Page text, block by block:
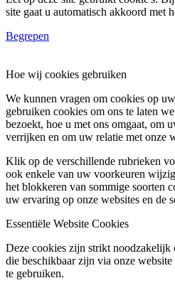
site gaat u automatisch akkoord met
Begrepen
Hoe wij cookies gebruiken
We kunnen vragen om cookies op
gebruiken cookies om ons te laten
bezoekt, hoe u met ons omgaat, om
verrijken en om uw relatie met onze
Klik op de verschillende rubrieken
ook enkele van uw voorkeuren
het blokkeren van sommige soorten
uw ervaring op onze websites en de
Essentiële Website Cookies
Deze cookies zijn strikt noodzakelijk
die beschikbaar zijn via onze
te gebruiken.